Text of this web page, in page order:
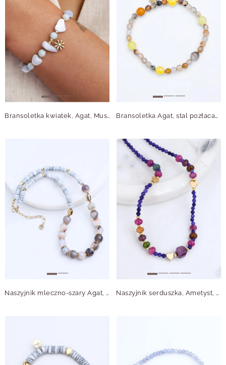
Bransoletka kwiatek, Agat, Muszla, stal pozłacana S115048Z00 Bransoletka Agat, stal pozłacana S114989Z00
Naszyjnik mleczno-szary Agat, Muszla, stal pozłacana S315057Z00 Naszyjnik serduszka, Ametyst, stal pozłacana S315011Z00